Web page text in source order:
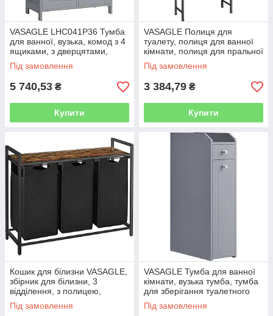
VASAGLE LHC041P36 Тумба
для ванної, вузька, комод з 4
ящиками, з дверцятами,
регульована полиця, 30 х 55
х 82 см, колір "містичний
Під замовлення
5 740,53 ₴
Купити
VASAGLE Полиця для
туалету, полиця для ванної
кімнати, полиця для пральної
машини, полиця для ванної
кімнати з 3 відкритими
Під замовлення
3 384,79 ₴
Купити
Кошик для білизни VASAGLE,
збірник для білизни, 3
відділення, з полицею,
сортувальник білизни, мішок
для білизни висувається і
Під замовлення
VASAGLE Тумба для ванної
кімнати, вузька тумба, тумба
для зберігання туалетного
паперу, тумба для туалету з
висувним ящиком,
Під замовлення